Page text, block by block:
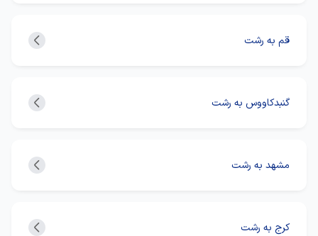
قم به رشت
گنبدکاووس به رشت
مشهد به رشت
کرج به رشت